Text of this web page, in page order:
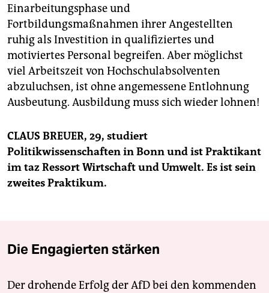
Einarbeitungsphase und
Fortbildungsmaßnahmen ihrer Angestellten
ruhig als Investition in qualifiziertes und
motiviertes Personal begreifen. Aber möglichst
viel Arbeitszeit von Hochschulabsolventen
abzuluchsen, ist ohne angemessene Entlohnung
Ausbeutung. Ausbildung muss sich wieder lohnen!
CLAUS BREUER, 29, studiert
Politikwissenschaften in Bonn und ist Praktikant
im taz Ressort Wirtschaft und Umwelt. Es ist sein
zweites Praktikum.
Die Engagierten stärken
Der drohende Erfolg der AfD bei den kommenden